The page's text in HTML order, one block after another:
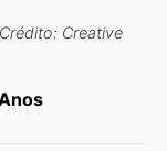
Creative